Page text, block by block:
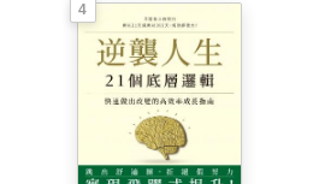
4